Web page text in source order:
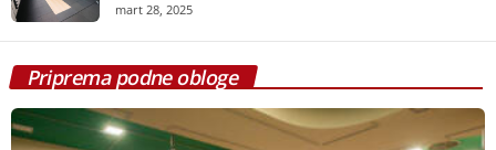
mart 28, 2025
Priprema podne obloge